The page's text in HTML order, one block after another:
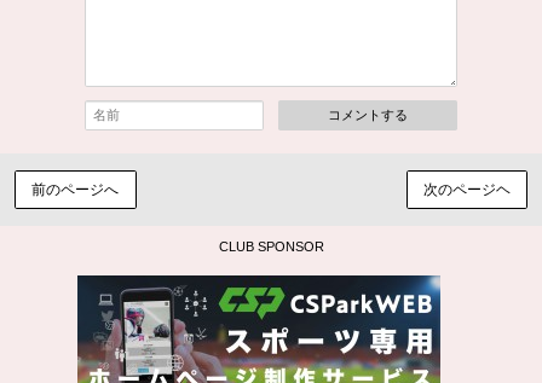
コメントする
前のページへ 次のページヘ
CLUB SPONSOR